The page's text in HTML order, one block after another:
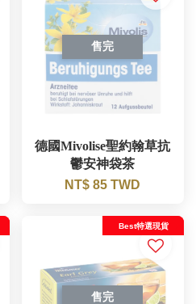
售完
德國Mivolise聖約翰草抗
鬱安神袋茶
NT$ 85 TWD
售完
Best特選現貨